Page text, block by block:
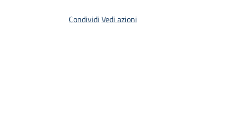
Condividi Vedi azioni